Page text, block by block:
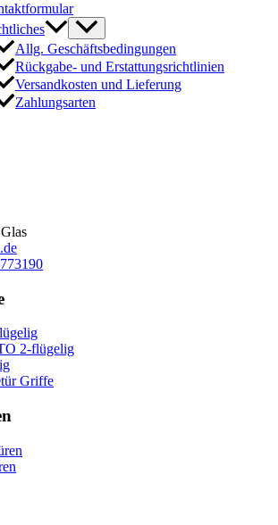
Allg. Geschäftsbedingungen
Rückgabe- und Erstattungsrichtlinien
Versandkosten und Lieferung
Zahlungsarten
2-flügelig
Griffe